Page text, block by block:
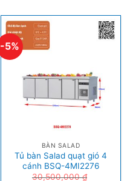
-5%
BÀN SALAD
Tủ bàn Salad quạt gió 4
cánh BSQ-4MI2276
30,500,000₫